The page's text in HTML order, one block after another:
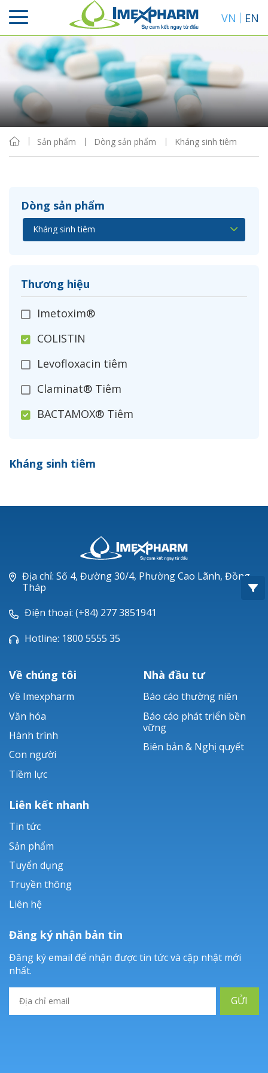
VN EN
Sản phẩm Dòng sản phẩm Kháng sinh tiêm
Dòng sản phẩm
Thương hiệu
Imetoxim®
COLISTIN
Levofloxacin tiêm
Claminat® Tiêm
BACTAMOX® Tiêm
Ceftizoxim®
Piperacillin
Ticarlinat®
Zobacta®
Bacsulfo®
Kháng sinh tiêm
Sắp xếp
Hiển thị
Địa chỉ: Số 4, Đường 30/4, Phường Cao Lãnh, Đồng
Tháp
Điện thoại: (+84) 277 3851941
Hotline: 1800 5555 35
Về chúng tôi
Về Imexpharm
Văn hóa
Hành trình
Con người
Tiềm lực
Nhà đầu tư
Báo cáo thường niên
Báo cáo phát triển bền
vững
Biên bản & Nghị quyết
Liên kết nhanh
Tin tức
Sản phẩm
Tuyển dụng
Truyền thông
Liên hệ
Đăng ký nhận bản tin
Đăng ký email để nhận được tin tức và cập nhật mới
nhất.
GỬI